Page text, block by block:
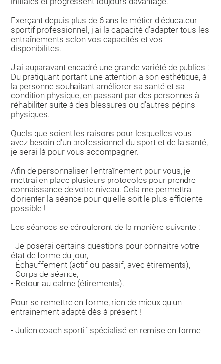
Exerçant depuis plus de 6 ans le métier d'éducateur
sportif professionnel, j'ai la capacité d'adapter tous les
entraînements selon vos capacités et vos
disponibilités.
J'ai auparavant encadré une grande variété de publics :
Du pratiquant portant une attention a son esthétique, à
la personne souhaitant améliorer sa santé et sa
condition physique, en passant par des personnes à
réhabiliter suite à des blessures ou d'autres pépins
physiques.
Quels que soient les raisons pour lesquelles vous
avez besoin d'un professionnel du sport et de la santé,
je serai là pour vous accompagner.
Afin de personnaliser l'entraînement pour vous, je
mettrai en place plusieurs protocoles pour prendre
connaissance de votre niveau. Cela me permettra
d'orienter la séance pour qu'elle soit le plus efficiente
possible !
Les séances se dérouleront de la manière suivante :
- Je poserai certains questions pour connaitre votre
état de forme du jour,
- Échauffement (actif ou passif, avec étirements),
- Corps de séance,
- Retour au calme (étirements).
Pour se remettre en forme, rien de mieux qu'un
entrainement adapté dès à présent !
- Julien coach sportif spécialisé en remise en forme